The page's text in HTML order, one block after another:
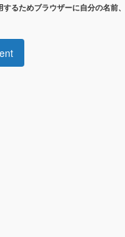
るためブラウザーに自分の名前